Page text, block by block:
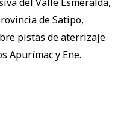
de Satipo,
pistas de aterrizaje
Apurímac y Ene.